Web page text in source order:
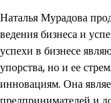
Наталья Мурадова
ведения бизнеса и
успехи в бизнесе
упорства, но и ее
инновациям. Она